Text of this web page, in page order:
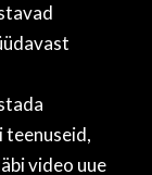
video uue